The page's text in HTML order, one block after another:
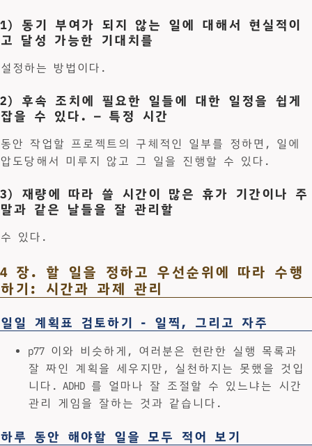
1) 동기 부여가 되지 않는 일에 대해서 현실적이
고 달성 가능한 기대치를
설정하는 방법이다.
2) 후속 조치에 필요한 일들에 대한 일정을 쉽게
잡을 수 있다. — 특정 시간
동안 작업할 프로젝트의 구체적인 일부를 정하면, 일에
압도당해서 미루지 않고 그 일을 진행할 수 있다.
3) 재량에 따라 쓸 시간이 많은 휴가 기간이나 주
말과 같은 날들을 잘 관리할
수 있다.
4 장. 할 일을 정하고 우선순위에 따라 수행
하기: 시간과 과제 관리
일일 계획표 검토하기 - 일찍, 그리고 자주
p77 이와 비슷하게, 여러분은 현란한 실행 목록과
잘 짜인 계획을 세우지만, 실천하지는 못했을 것입
니다. ADHD 를 얼마나 잘 조절할 수 있느냐는 시간
관리 게임을 잘하는 것과 같습니다.
하루 동안 해야할 일을 모두 적어 보기